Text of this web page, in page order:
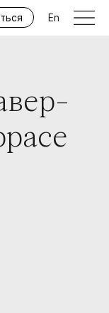
En